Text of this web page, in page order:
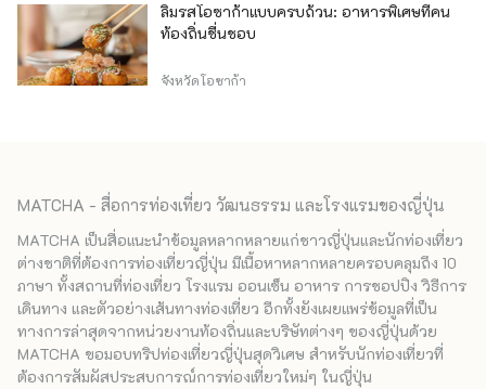
ลิ้มรสโอซาก้าแบบครบถ้วน: อาหารพิเศษที่คน
ท้องถิ่นชื่นชอบ
จังหวัดโอซาก้า
MATCHA - สื่อการท่องเที่ยว วัฒนธรรม และโรงแรมของญี่ปุ่น
MATCHA เป็นสื่อแนะนำข้อมูลหลากหลายแก่ชาวญี่ปุ่นและนักท่องเที่ยว
ต่างชาติที่ต้องการท่องเที่ยวญี่ปุ่น มีเนื้อหาหลากหลายครอบคลุมถึง 10
ภาษา ทั้งสถานที่ท่องเที่ยว โรงแรม ออนเซ็น อาหาร การชอปปิง วิธีการ
เดินทาง และตัวอย่างเส้นทางท่องเที่ยว อีกทั้งยังเผยแพร่ข้อมูลที่เป็น
ทางการล่าสุดจากหน่วยงานท้องถิ่นและบริษัทต่างๆ ของญี่ปุ่นด้วย
MATCHA ขอมอบทริปท่องเที่ยวญี่ปุ่นสุดวิเศษ สำหรับนักท่องเที่ยวที่
ต้องการสัมผัสประสบการณ์การท่องเที่ยวใหม่ๆ ในญี่ปุ่น